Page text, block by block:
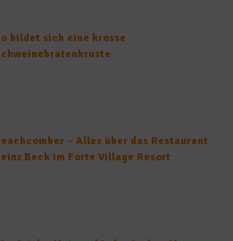
bildet sich eine krosse
– Alles über das Restaurant
Beck im Forte Village Resort